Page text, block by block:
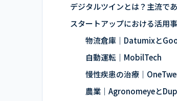
デジタルツインとは？主流で
スタートアップにおける活用
物流倉庫｜Datumixと
自動運転｜MobilTech
慢性疾患の治療｜
農業｜Agronomeyeと